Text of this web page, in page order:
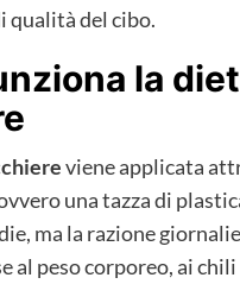
qualità del cibo.
la
viene applicata
una tazza di
ma la razione
al peso corporeo, ai chili